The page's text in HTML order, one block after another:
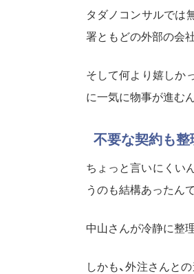
タダノコンサルでは
署ともどの外部の会
そして何より嬉しか
に一気に物事が進む
不要な契約も整
ちょっと言いにくい
うのも結構あったんで
中山さんが冷静に整
しかも、外注さんと